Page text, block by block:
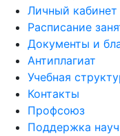
Личный кабинет
Расписание
Документы и
Антиплагиат
Учебная
Контакты
Профсоюз
Поддержка